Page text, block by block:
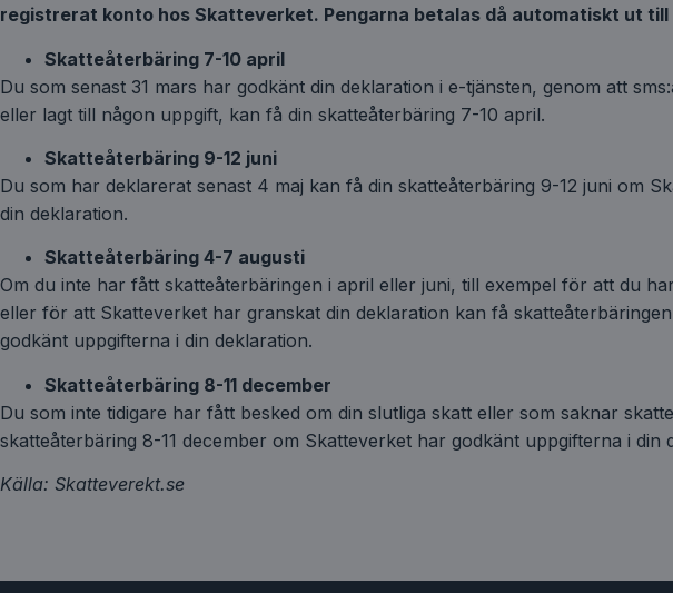
registrerat konto hos Skatteverket. Pengarna betalas då automatiskt ut
Skatteåterbäring 7-10 april
Du som senast 31 mars har godkänt din deklaration i e-tjänsten, genom att
eller lagt till någon uppgift, kan få din skatteåterbäring 7-10 april.
Skatteåterbäring 9-12 juni
Du som har deklarerat senast 4 maj kan få din skatteåterbäring 9-12 juni om
din deklaration.
Skatteåterbäring 4-7 augusti
Om du inte har fått skatteåterbäringen i april eller juni, till exempel för att du
eller för att Skatteverket har granskat din deklaration kan få
godkänt uppgifterna i din deklaration.
Skatteåterbäring 8-11 december
Du som inte tidigare har fått besked om din slutliga skatt eller som saknar
skatteåterbäring 8-11 december om Skatteverket har godkänt uppgifterna i din
Källa: Skatteverekt.se